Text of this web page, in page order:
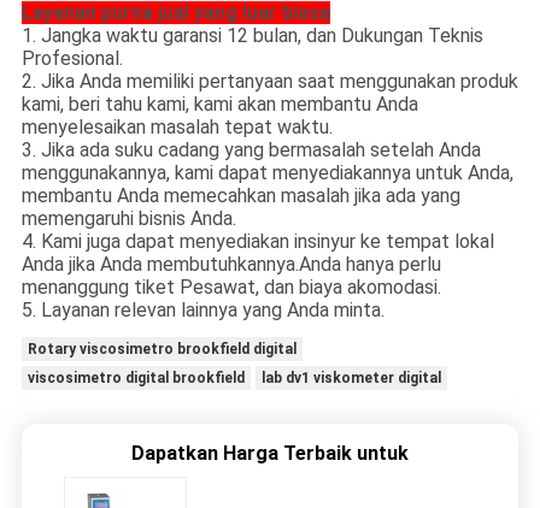
Layanan purna jual yang luar biasa
1. Jangka waktu garansi 12 bulan, dan Dukungan Teknis
Profesional.
2. Jika Anda memiliki pertanyaan saat menggunakan produk
kami, beri tahu kami, kami akan membantu Anda
menyelesaikan masalah tepat waktu.
3. Jika ada suku cadang yang bermasalah setelah Anda
menggunakannya, kami dapat menyediakannya untuk Anda,
membantu Anda memecahkan masalah jika ada yang
memengaruhi bisnis Anda.
4. Kami juga dapat menyediakan insinyur ke tempat lokal
Anda jika Anda membutuhkannya.Anda hanya perlu
menanggung tiket Pesawat, dan biaya akomodasi.
5. Layanan relevan lainnya yang Anda minta.
Rotary viscosimetro brookfield digital
viscosimetro digital brookfield
lab dv1 viskometer digital
Dapatkan Harga Terbaik untuk